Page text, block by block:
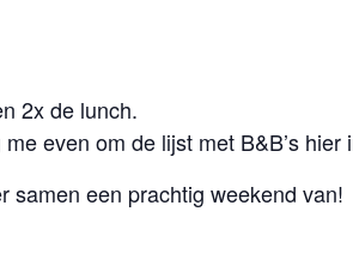
2x de lunch.
even om de lijst met B&B’s hier
samen een prachtig weekend van!